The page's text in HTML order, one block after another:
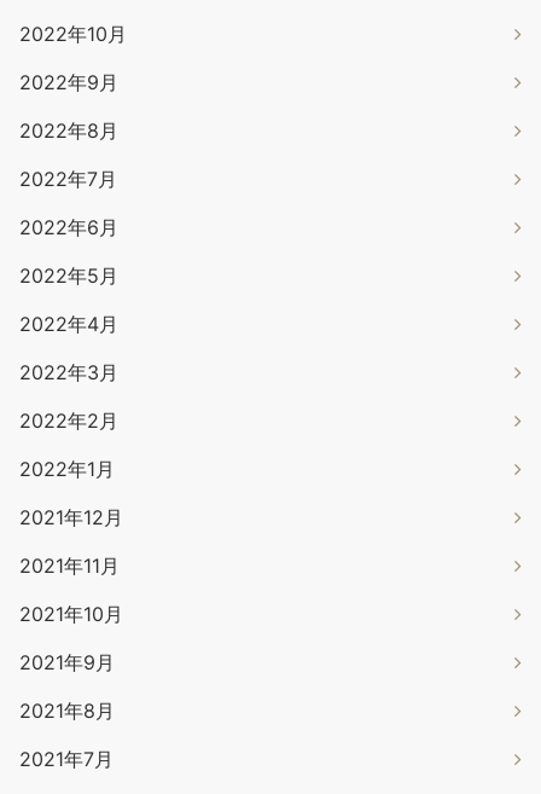
2022年10月
2022年9月
2022年8月
2022年7月
2022年6月
2022年5月
2022年4月
2022年3月
2022年2月
2022年1月
2021年12月
2021年11月
2021年10月
2021年9月
2021年8月
2021年7月